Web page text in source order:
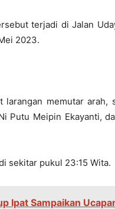
terjadi di Jalan
2023.
memutar arah,
Putu Meipin Ekayanti,
sekitar pukul 23:15 Wita.
Ipat Sampaikan